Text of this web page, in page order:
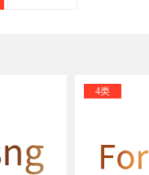
4类